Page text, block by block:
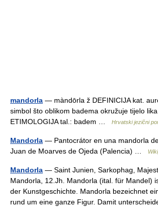
mandorla — màndōrla ž DEFINICIJA kat.
simbol što oblikom badema okružuje tijelo
ETIMOLOGIJA tal.: badem …
Hrvatski jezični
Mandorla — Pantocrátor en una mandorla
Juan de Moarves de Ojeda (Palencia) …
Mandorla — Saint Junien, Sarkophag,
Mandorla, 12.Jh. Mandorla (ital. für Mandel)
der Kunstgeschichte. Mandorla bezeichnet
rund um eine ganze Figur. Damit